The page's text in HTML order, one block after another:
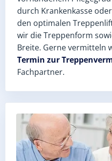
durch Krankenkasse
den optimalen
wir die Treppenform
Breite. Gerne vermitteln
Termin zur
Fachpartner.
Exaktes Aufmaß in